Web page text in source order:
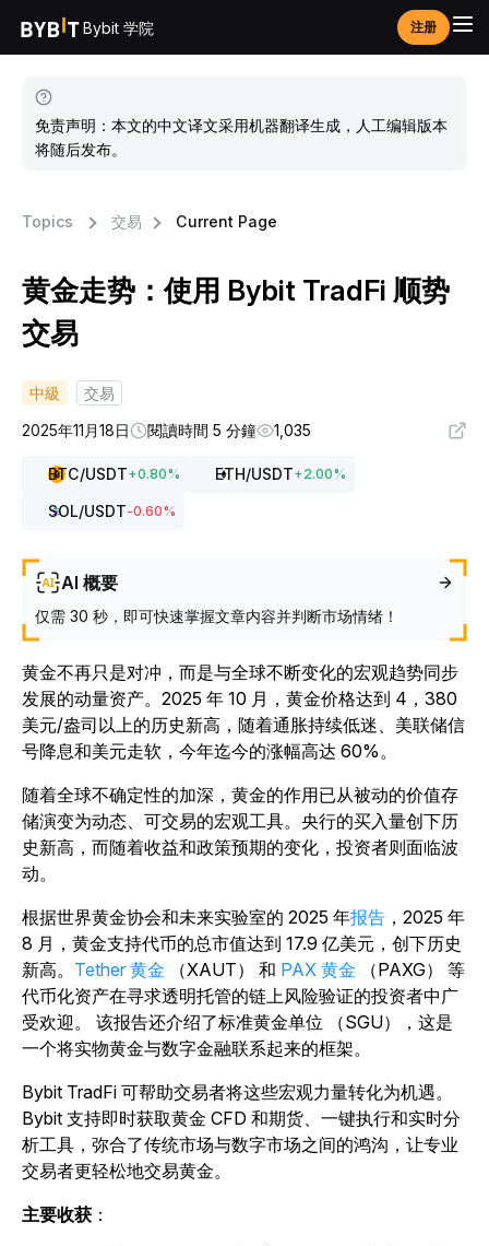
Bybit 学院 注册
免责声明：本文的中文译文采用机器翻译生成，人工编辑版本
将随后发布。
Topics 交易 Current Page
黄金走势：使用 Bybit TradFi 顺势
交易
中級
交易
2025年11月18日
閱讀時間 5 分鐘 1,035
BTC/USDT+0.80% ETH/USDT+2.00%
SOL/USDT-0.60%
AI 概要
仅需 30 秒，即可快速掌握文章内容并判断市场情绪！
黄金不再只是对冲，而是与全球不断变化的宏观趋势同步
发展的动量资产。2025 年 10 月，黄金价格达到 4，380
美元/盎司以上的历史新高，随着通胀持续低迷、美联储信
号降息和美元走软，今年迄今的涨幅高达 60%。
随着全球不确定性的加深，黄金的作用已从被动的价值存
储演变为动态、可交易的宏观工具。央行的买入量创下历
史新高，而随着收益和政策预期的变化，投资者则面临波
动。
根据世界黄金协会和未来实验室的 2025 年报告 ，2025 年
8 月，黄金支持代币的总市值达到 17.9 亿美元，创下历史
新高。 Tether 黄金 （XAUT） 和 PAX 黄金 （PAXG） 等
代币化资产在寻求透明托管的链上风险验证的投资者中广
受欢迎。 该报告还介绍了标准黄金单位 （SGU），这是
一个将实物黄金与数字金融联系起来的框架。
Bybit TradFi 可帮助交易者将这些宏观力量转化为机遇。
Bybit 支持即时获取黄金 CFD 和期货、一键执行和实时分
析工具，弥合了传统市场与数字市场之间的鸿沟，让专业
交易者更轻松地交易黄金。
主要收获 ：